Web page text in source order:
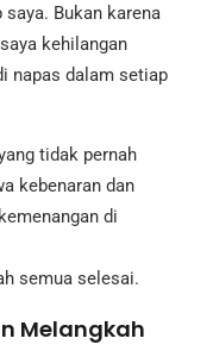
Bukan karena
kehilangan
napas dalam setiap
tidak pernah
kebenaran dan
di
semua selesai.
Melangkah